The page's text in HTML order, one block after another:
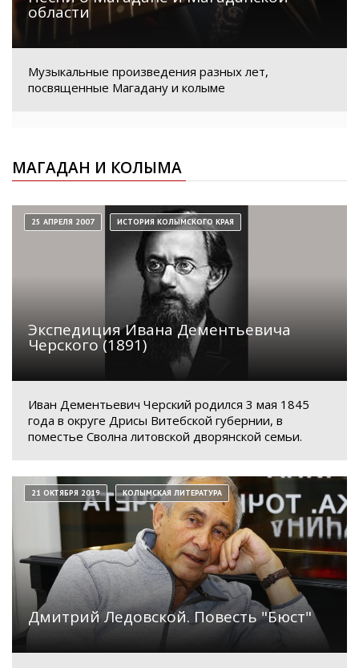
области
Музыкальные произведения разных лет,
посвященные Магадану и колыме
МАГАДАН И КОЛЫМА
Экспедиция Ивана Дементьевича
Черского (1891)
25 АПРЕЛЯ 2007 ИСТОРИЯ КОЛЫМСКОГО КРАЯ
Иван Дементьевич Черский родился 3 мая 1845
года в округе Дрисы Витебской губернии, в
поместье Сволна литовской дворянской семьи.
Дмитрий Ледовской. Повесть "Бюст"
21 ОКТЯБРЯ 2019 КОЛЫМСКАЯ ЛИТЕРАТУРА